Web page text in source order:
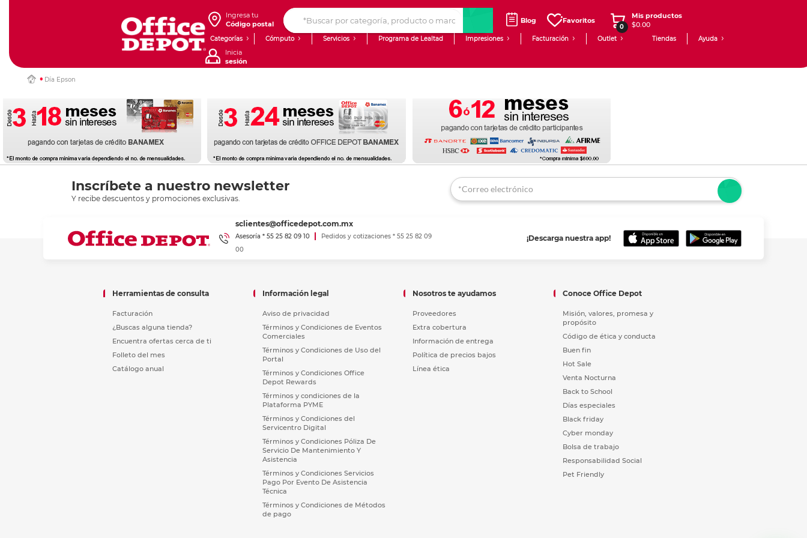
Ingresa tu
Código postal
Blog Favoritos
0
Mis productos
$0.00
Categorías Cómputo
Tablets
Monitores
Servicios
Blog
Venta corporativa
PyME
Programa de Lealtad Impresiones Facturación Outlet Tiendas Ayuda
Inicia
sesión
Día Epson
Inscríbete a nuestro newsletter
Y recibe descuentos y promociones exclusivas.
¡Descarga nuestra app!
sclientes@officedepot.com.mx
Asesoría * 55 25 82 09 10
Pedidos y cotizaciones * 55 25 82 09
00
Herramientas de consulta
Facturación
¿Buscas alguna tienda?
Encuentra ofertas cerca de ti
Folleto del mes
Catálogo anual
Información legal
Aviso de privacidad
Términos y Condiciones de Eventos
Comerciales
Términos y Condiciones de Uso del
Portal
Términos y Condiciones Office
Depot Rewards
Términos y condiciones de la
Plataforma PYME
Términos y Condiciones del
Servicentro Digital
Términos y Condiciones Póliza De
Servicio De Mantenimiento Y
Asistencia
Términos y Condiciones Servicios
Pago Por Evento De Asistencia
Técnica
Términos y Condiciones de Métodos
de pago
Nosotros te ayudamos
Proveedores
Extra cobertura
Información de entrega
Política de precios bajos
Línea ética
Conoce Office Depot
Misión, valores, promesa y
propósito
Código de ética y conducta
Buen fin
Hot Sale
Venta Nocturna
Back to School
Días especiales
Black friday
Cyber monday
Bolsa de trabajo
Responsabilidad Social
Pet Friendly